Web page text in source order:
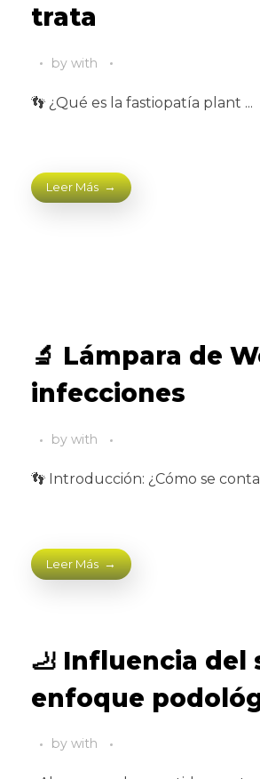
trata
by with
👣 ¿Qué es la fastiopatía plant ...
Leer Más
🔬 Lámpara de
infecciones
by with
👣 Introducción: ¿Cómo se conta
Leer Más
🦶 Influencia del
enfoque
by with